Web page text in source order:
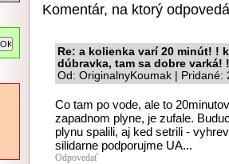
Komentár, na ktorý
Re: a kolienka varí 20 minút! !
dúbravka, tam sa dobre varká! !
Od: OriginalnyKoumak | Pridané:
Co tam po vode, ale to
zapadnom plyne, je zufale.
plynu spalili, aj ked setrili -
silidarne podporujme UA...
Odpovedať